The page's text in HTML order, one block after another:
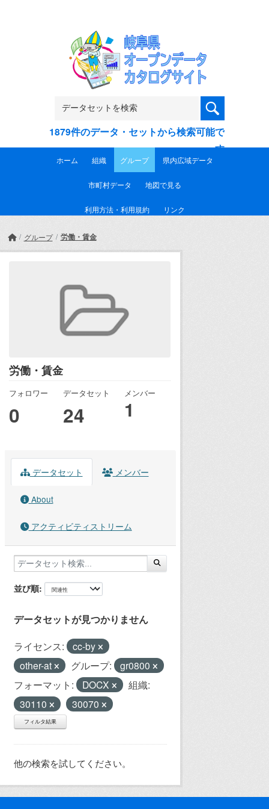
1879件のデータ・セットから検索可能で
す
ホーム 組織 グループ 県内広域データ
市町村データ 地図で見る
利用方法・利用規約 リンク
グループ 労働・賃金
労働・賃金
フォロワー
0
データセット
24
メンバー
1
データセット メンバー
About
アクティビティストリーム
並び順
データセットが見つかりません
ライセンス:
cc-by
other-at
グループ:
gr0800
フォーマット:
DOCX
組織:
30110
30070
フィルタ結果
他の検索を試してください。